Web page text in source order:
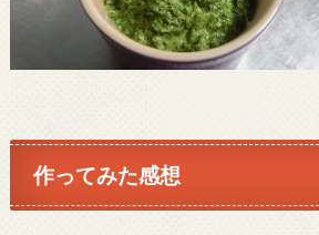
作ってみた感想